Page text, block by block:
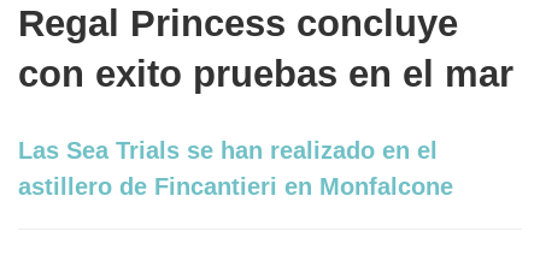
Regal Princess concluye
con exito pruebas en el mar
Las Sea Trials se han realizado en el
astillero de Fincantieri en Monfalcone